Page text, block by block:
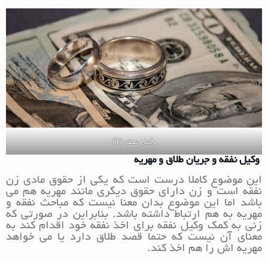
وکیل نفقه (1)
وکیل نفقه و جریان طلاق و مهریه
این موضوع کاملا درست است که یکی از حقوق مادی زن
نفقه است و زن دارای حقوق دیگری مانند مهریه هم می
باشد اما این موضوع بدان معنا نیست که مباحث نفقه و
مهریه به هم ارتباط داشته باشد. بنابراین در صورتی که
زنی به کمک وکیل نفقه برای اخذ نفقه خود اقدام کند به
معنای آن نیست که حتما قصد طلاق دارد یا می خواهد
مهریه اش را هم اخذ کند.